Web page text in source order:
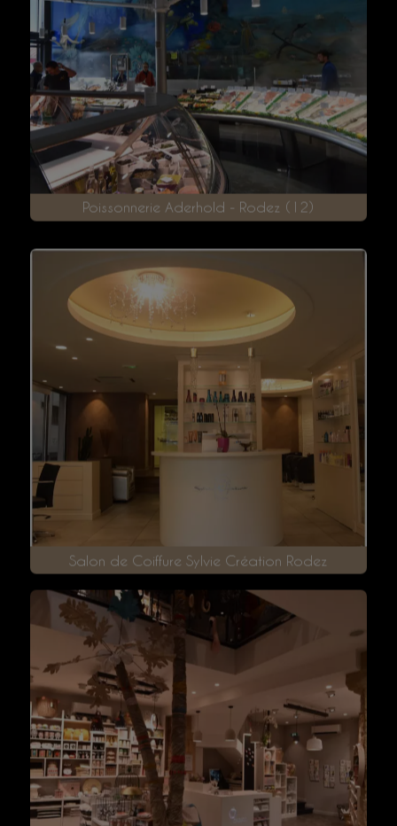
Salle Expo Espace Aubade Vendargues (34)
Poissonnerie Aderhold - Rodez (12)
Salon de Coiffure Sylvie Création Rodez